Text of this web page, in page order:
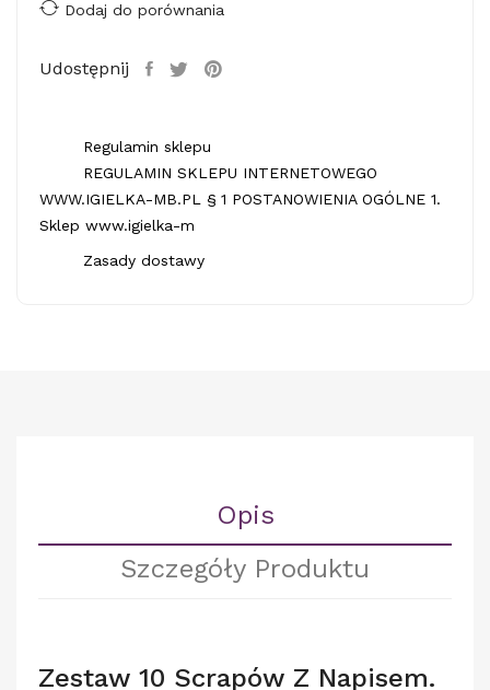
Dodaj do porównania
Udostępnij
Regulamin sklepu
REGULAMIN SKLEPU INTERNETOWEGO
WWW.IGIELKA-MB.PL § 1 POSTANOWIENIA OGÓLNE 1.
Sklep www.igielka-m
Zasady dostawy
Opis
Szczegóły Produktu
Zestaw 10 Scrapów Z Napisem.